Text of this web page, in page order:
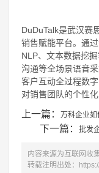
DuDuTalk是武汉赛
销售赋能平台。通
NLP、文本数据挖
沟通等全场景语音
客户互动全过程数
对销售团队的个性化
上一篇： 万科企业
下一篇： 批发
内容来源为互联网收
转载注明出处：